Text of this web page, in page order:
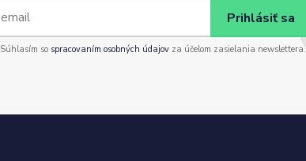
Prihlásiť sa
Súhlasím so spracovaním osobných údajovza účelom zasielania newslettera.